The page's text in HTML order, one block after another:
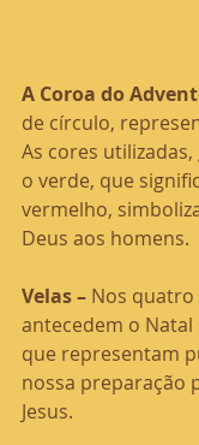
A Coroa do
de círculo,
As cores
o verde, que
vermelho,
Deus aos homens.
Velas – Nos
antecedem o Natal
que representam
nossa preparação
Jesus.